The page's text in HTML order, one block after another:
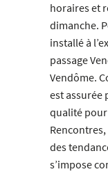
horaires et
dimanche.
installé à
passage
Vendôme.
est assurée
qualité
des
s’impose